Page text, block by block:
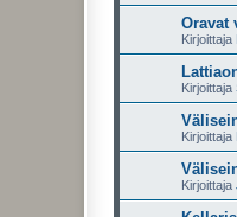
Oravat
Kirjoittaja
Kirjoittaja
Kirjoittaja
Kirjoittaja